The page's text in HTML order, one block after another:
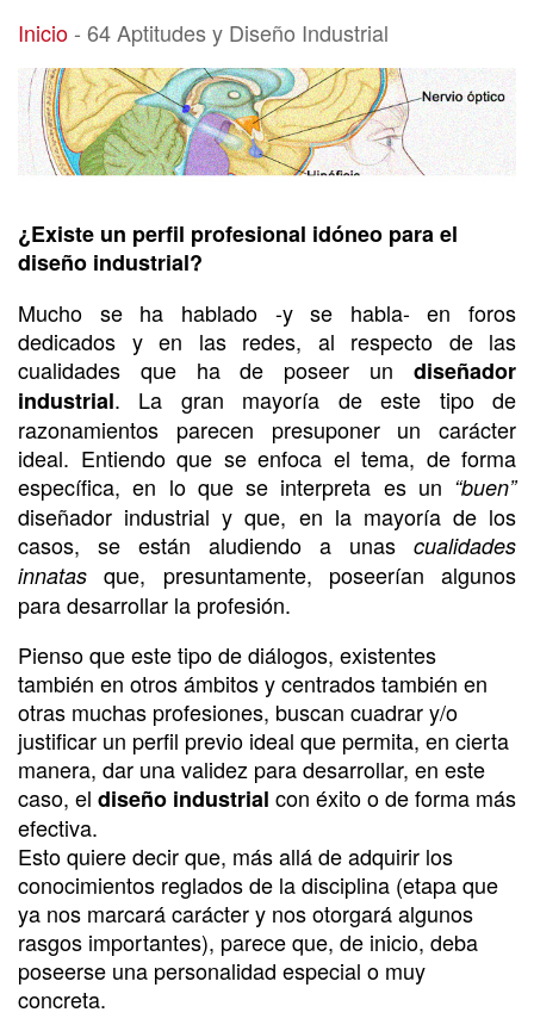
64 Aptitudes y Diseño Industrial
Inicio- 64 Aptitudes y Diseño Industrial
¿Existe un perfil profesional idóneo para el
diseño industrial?
Mucho se ha hablado -y se habla- en foros
dedicados y en las redes, al respecto de las
cualidades que ha de poseer un diseñador
industrial. La gran mayoría de este tipo de
razonamientos parecen presuponer un carácter
ideal. Entiendo que se enfoca el tema, de forma
específica, en lo que se interpreta es un “buen”
diseñador industrial y que, en la mayoría de los
casos, se están aludiendo a unas cualidades
innatas que, presuntamente, poseerían algunos
para desarrollar la profesión.
Pienso que este tipo de diálogos, existentes
también en otros ámbitos y centrados también en
otras muchas profesiones, buscan cuadrar y/o
justificar un perfil previo ideal que permita, en cierta
manera, dar una validez para desarrollar, en este
caso, el diseño industrial con éxito o de forma más
efectiva.
Esto quiere decir que, más allá de adquirir los
conocimientos reglados de la disciplina (etapa que
ya nos marcará carácter y nos otorgará algunos
rasgos importantes), parece que, de inicio, deba
poseerse una personalidad especial o muy
concreta.